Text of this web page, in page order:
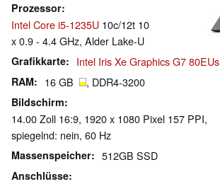
Prozessor
Intel Core i5-1235U 10c/12t 10
x 0.9 - 4.4 GHz, Alder Lake-U
Grafikkarte Intel Iris Xe Graphics G7 80EUs
RAM 16 GB , DDR4-3200
Bildschirm
14.00 Zoll 16:9, 1920 x 1080 Pixel 157 PPI,
spiegelnd: nein, 60 Hz
Massenspeicher 512GB SSD
Anschlüsse